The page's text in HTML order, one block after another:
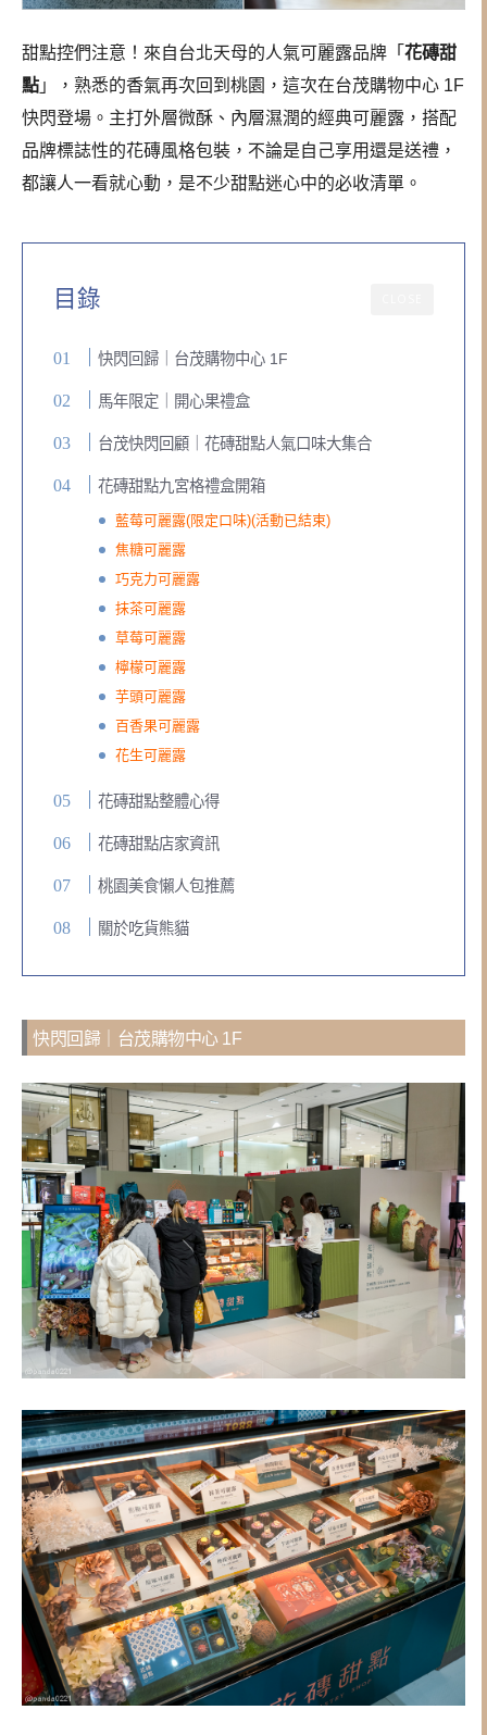
甜點控們注意！來自台北天母的人氣可麗露品牌「 花磚甜
點 」，熟悉的香氣再次回到桃園，這次在台茂購物中心 1F
快閃登場。主打外層微酥、內層濕潤的經典可麗露，搭配
品牌標誌性的花磚風格包裝，不論是自己享用還是送禮，
都讓人一看就心動，是不少甜點迷心中的必收清單。
目錄
快閃回歸｜台茂購物中心 1F
馬年限定｜開心果禮盒
台茂快閃回顧｜花磚甜點人氣口味大集合
花磚甜點九宮格禮盒開箱
藍莓可麗露(限定口味)(活動已結束)
焦糖可麗露
巧克力可麗露
抹茶可麗露
草莓可麗露
檸檬可麗露
芋頭可麗露
百香果可麗露
花生可麗露
花磚甜點整體心得
花磚甜點店家資訊
桃園美食懶人包推薦
關於吃貨熊貓
快閃回歸｜台茂購物中心 1F